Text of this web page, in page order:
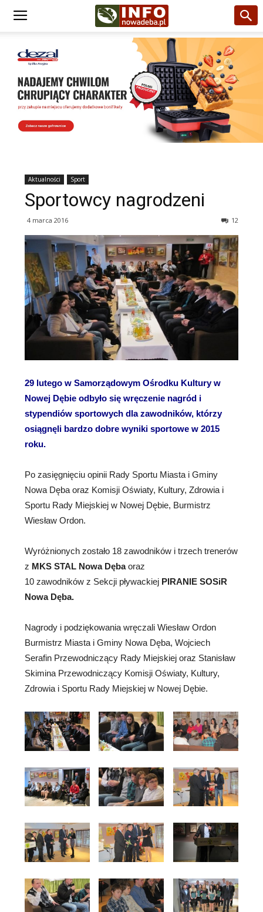
Aktualności Sport
Sportowcy nagrodzeni
4 marca 2016 12
29 lutego w Samorządowym Ośrodku Kultury w
Nowej Dębie odbyło się wręczenie nagród i
stypendiów sportowych dla zawodników, którzy
osiągnęli bardzo dobre wyniki sportowe w 2015
roku.
Po zasięgnięciu opinii Rady Sportu Miasta i Gminy
Nowa Dęba oraz Komisji Oświaty, Kultury, Zdrowia i
Sportu Rady Miejskiej w Nowej Dębie, Burmistrz
Wiesław Ordon.
Wyróżnionych zostało 18 zawodników i trzech trenerów
z MKS STAL Nowa Dębaoraz
10 zawodników z Sekcji pływackiej PIRANIE SOSiR
Nowa Dęba.
Nagrody i podziękowania wręczali Wiesław Ordon
Burmistrz Miasta i Gminy Nowa Dęba, Wojciech
Serafin Przewodniczący Rady Miejskiej oraz Stanisław
Skimina Przewodniczący Komisji Oświaty, Kultury,
Zdrowia i Sportu Rady Miejskiej w Nowej Dębie.